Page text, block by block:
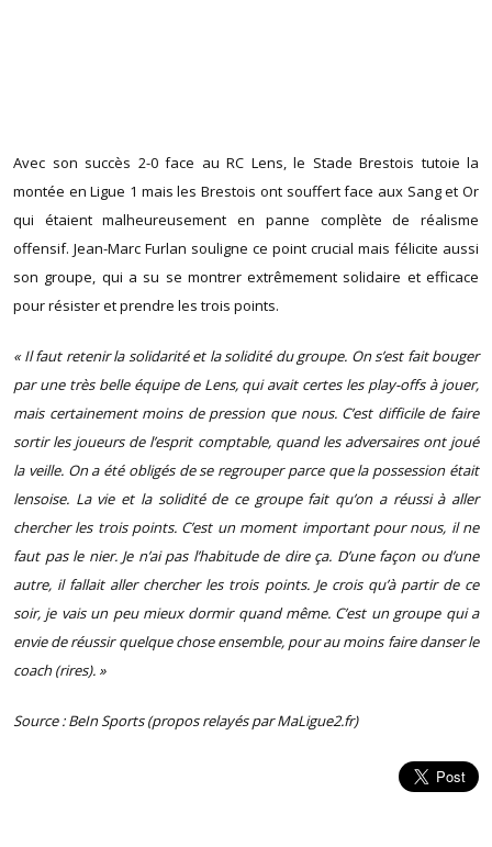
Avec son succès 2-0 face au RC Lens, le Stade Brestois tutoie la
montée en Ligue 1 mais les Brestois ont souffert face aux Sang et Or
qui étaient malheureusement en panne complète de réalisme
offensif. Jean-Marc Furlan souligne ce point crucial mais félicite aussi
son groupe, qui a su se montrer extrêmement solidaire et efficace
pour résister et prendre les trois points.
« Il faut retenir la solidarité et la solidité du groupe. On s’est fait bouger
par une très belle équipe de Lens, qui avait certes les play-offs à jouer,
mais certainement moins de pression que nous. C’est difficile de faire
sortir les joueurs de l’esprit comptable, quand les adversaires ont joué
la veille. On a été obligés de se regrouper parce que la possession était
lensoise. La vie et la solidité de ce groupe fait qu’on a réussi à aller
chercher les trois points. C’est un moment important pour nous, il ne
faut pas le nier. Je n’ai pas l’habitude de dire ça. D’une façon ou d’une
autre, il fallait aller chercher les trois points. Je crois qu’à partir de ce
soir, je vais un peu mieux dormir quand même. C’est un groupe qui a
envie de réussir quelque chose ensemble, pour au moins faire danser le
coach (rires). »
Source : BeIn Sports (propos relayés par MaLigue2.fr)